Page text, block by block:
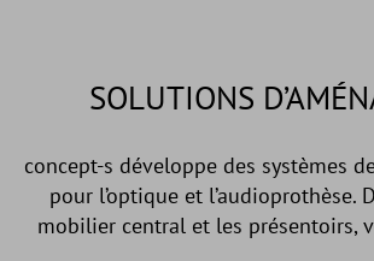
SOLUTIONS
concept-s développe des systèmes
pour l’optique et
mobilier central et les présentoirs,